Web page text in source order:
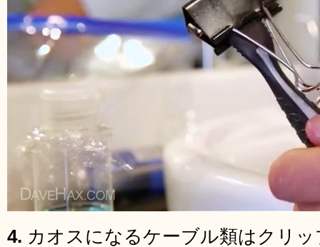
4. カオスになるケーブル類はクリ